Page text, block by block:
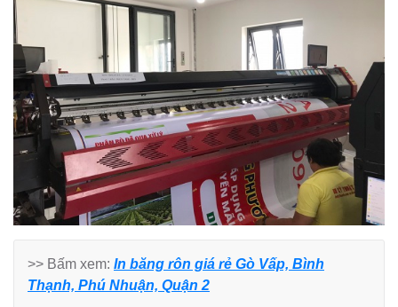
>> Bấm xem: In băng rôn giá rẻ Gò Vấp, Bình
Thạnh, Phú Nhuận, Quận 2